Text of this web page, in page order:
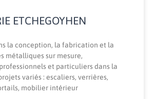
ETCHEGOYHEN
la conception, la fabrication et la
métalliques sur mesure,
et particuliers dans la
variés : escaliers, verrières,
mobilier intérieur